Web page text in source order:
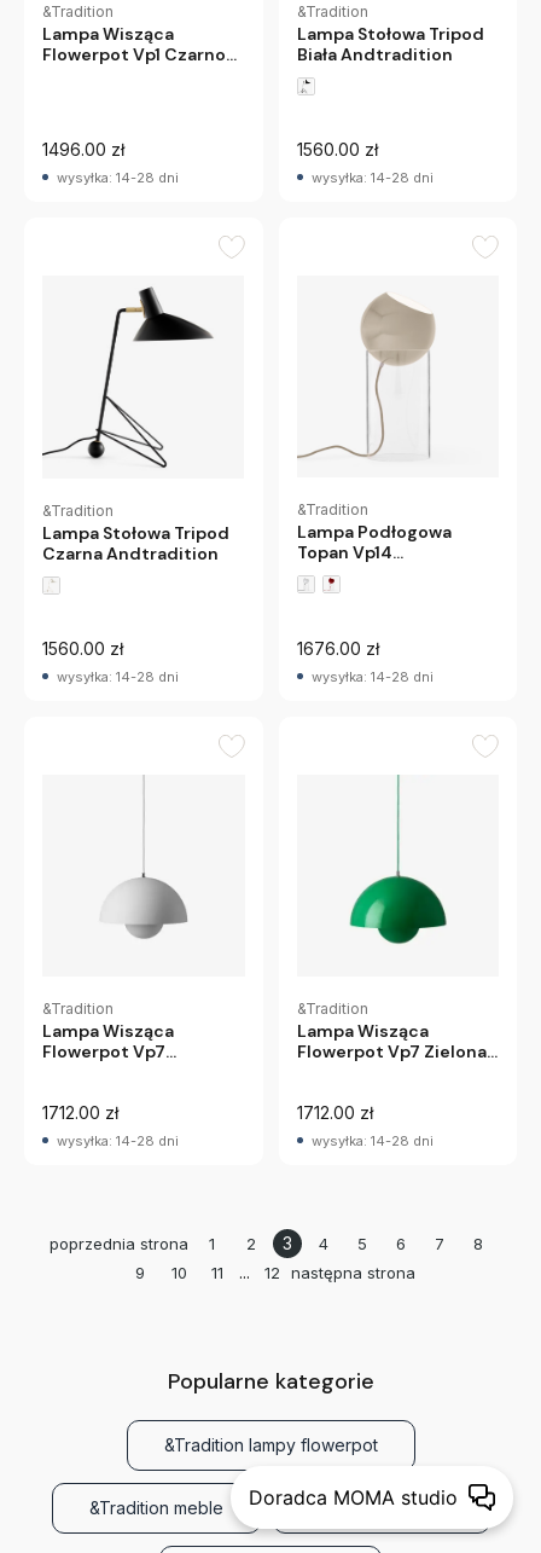
&Tradition
Lampa Wisząca
Flowerpot Vp1 Czarno-
1496.00 zł
wysyłka: 14-28 dni
&Tradition
Lampa Stołowa Tripod
Biała Andtradition
1560.00 zł
wysyłka: 14-28 dni
&Tradition
Lampa Stołowa Tripod
Czarna Andtradition
1560.00 zł
wysyłka: 14-28 dni
&Tradition
Lampa Podłogowa
Topan Vp14
Szarobeżowa
Andtradition
1676.00 zł
wysyłka: 14-28 dni
&Tradition
Lampa Wisząca
Flowerpot Vp7
1712.00 zł
wysyłka: 14-28 dni
&Tradition
Lampa Wisząca
Flowerpot Vp7 Zielona
1712.00 zł
wysyłka: 14-28 dni
poprzednia strona 1 2 3 4 5 6 7
8
9
10 11 ... 12 następna strona
Popularne kategorie
&Tradition lampy flowerpot
&Tradition meble &Tradition krzesła
Doradca MOMA studio